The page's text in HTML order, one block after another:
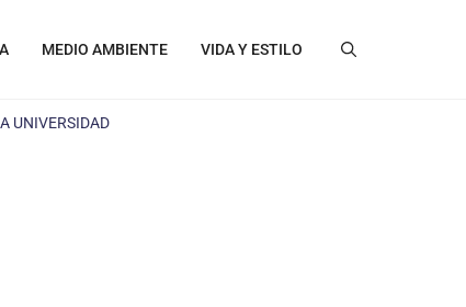
MEDIO AMBIENTE VIDA Y ESTILO
UNIVERSIDAD